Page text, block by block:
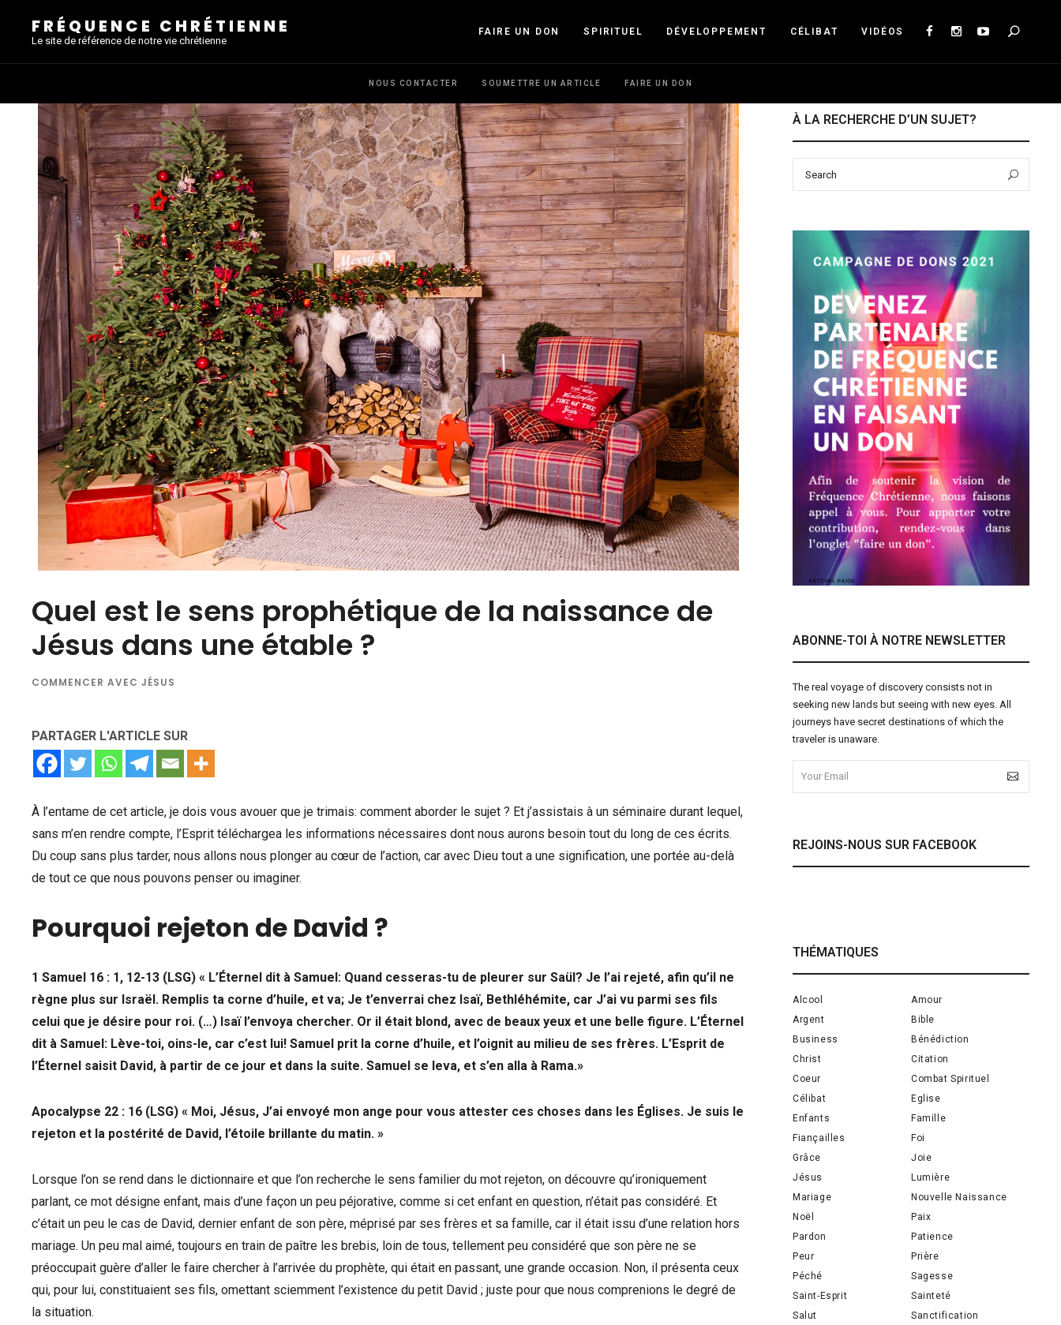
FRÉQUENCE CHRÉTIENNE
Le site de référence de notre vie chrétienne
FAIRE UN DON SPIRITUEL DÉVELOPPEMENT CÉLIBAT VIDÉOS
NOUS CONTACTER SOUMETTRE UN ARTICLE FAIRE UN DON
Quel est le sens prophétique de la naissance de
Jésus dans une étable ?
COMMENCER AVEC JÉSUS
PARTAGER L'ARTICLE SUR
À l’entame de cet article, je dois vous avouer que je trimais: comment aborder le sujet ? Et j’assistais à un séminaire durant lequel,
sans m’en rendre compte, l’Esprit téléchargea les informations nécessaires dont nous aurons besoin tout du long de ces écrits.
Du coup sans plus tarder, nous allons nous plonger au cœur de l’action, car avec Dieu tout a une signification, une portée au-delà
de tout ce que nous pouvons penser ou imaginer.
Pourquoi rejeton de David ?
1 Samuel 16 : 1, 12-13 (LSG) « L’Éternel dit à Samuel: Quand cesseras-tu de pleurer sur Saül? Je l’ai rejeté, afin qu’il ne
règne plus sur Israël. Remplis ta corne d’huile, et va; Je t’enverrai chez Isaï, Bethléhémite, car J’ai vu parmi ses fils
celui que je désire pour roi. (…) Isaï l’envoya chercher. Or il était blond, avec de beaux yeux et une belle figure. L’Éternel
dit à Samuel: Lève-toi, oins-le, car c’est lui! Samuel prit la corne d’huile, et l’oignit au milieu de ses frères. L’Esprit de
l’Éternel saisit David, à partir de ce jour et dans la suite. Samuel se leva, et s’en alla à Rama.»
Apocalypse 22 : 16 (LSG) « Moi, Jésus, J’ai envoyé mon ange pour vous attester ces choses dans les Églises. Je suis le
rejeton et la postérité de David, l’étoile brillante du matin. »
Lorsque l’on se rend dans le dictionnaire et que l’on recherche le sens familier du mot rejeton, on découvre qu’ironiquement
parlant, ce mot désigne enfant, mais d’une façon un peu péjorative, comme si cet enfant en question, n’était pas considéré. Et
c’était un peu le cas de David, dernier enfant de son père, méprisé par ses frères et sa famille, car il était issu d’une relation hors
mariage. Un peu mal aimé, toujours en train de paître les brebis, loin de tous, tellement peu considéré que son père ne se
préoccupait guère d’aller le faire chercher à l’arrivée du prophète, qui était en passant, une grande occasion. Non, il présenta ceux
qui, pour lui, constituaient ses fils, omettant sciemment l’existence du petit David ; juste pour que nous comprenions le degré de
la situation.
À LA RECHERCHE D’UN SUJET?
ABONNE-TOI À NOTRE NEWSLETTER
The real voyage of discovery consists not in
seeking new lands but seeing with new eyes. All
journeys have secret destinations of which the
traveler is unaware.
REJOINS-NOUS SUR FACEBOOK
THÉMATIQUES
Alcool
Amour
Argent
Bible
Business
Bénédiction
Christ
Citation
Coeur
Combat Spirituel
Célibat
Eglise
Enfants
Famille
Fiançailles
Foi
Grâce
Joie
Jésus
Lumière
Mariage
Nouvelle Naissance
Noël
Paix
Pardon
Patience
Peur
Prière
Péché
Sagesse
Saint-Esprit
Sainteté
Salut
Sanctification